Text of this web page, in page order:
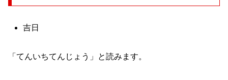
吉日
「てんいちてんじょう」と読みます。